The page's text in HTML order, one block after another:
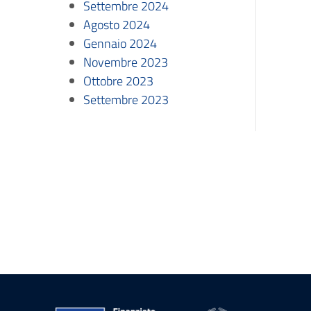
Settembre 2024
Agosto 2024
Gennaio 2024
Novembre 2023
Ottobre 2023
Settembre 2023